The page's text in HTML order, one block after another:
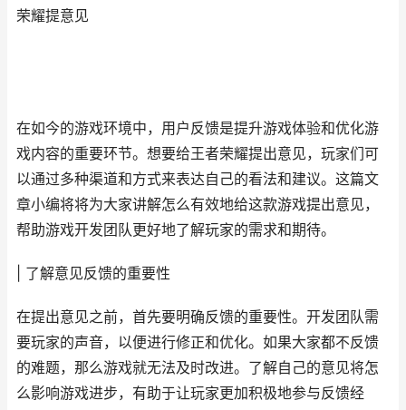
荣耀提意见
在如今的游戏环境中，用户反馈是提升游戏体验和优化游
戏内容的重要环节。想要给王者荣耀提出意见，玩家们可
以通过多种渠道和方式来表达自己的看法和建议。这篇文
章小编将将为大家讲解怎么有效地给这款游戏提出意见，
帮助游戏开发团队更好地了解玩家的需求和期待。
| 了解意见反馈的重要性
在提出意见之前，首先要明确反馈的重要性。开发团队需
要玩家的声音，以便进行修正和优化。如果大家都不反馈
的难题，那么游戏就无法及时改进。了解自己的意见将怎
么影响游戏进步，有助于让玩家更加积极地参与反馈经